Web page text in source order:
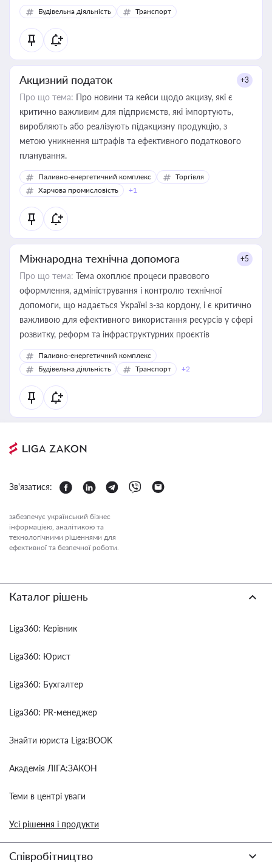
Будівельна діяльність Транспорт
Акцизний податок +3
Про що тема: Про новини та кейси щодо акцизу, які є
критично важливим для підприємств, які імпортують,
виробляють або реалізують підакцизну продукцію, з
метою уникнення штрафів та ефективного податкового
планування.
Паливно-енергетичний комплекс
Торгівля
Харчова промисловість
+1
Міжнародна технічна допомога +5
Про що тема: Тема охоплює процеси правового
оформлення, адміністрування і контролю технічної
допомоги, що надається Україні з-за кордону, і є критично
важливою для ефективного використання ресурсів у сфері
розвитку, реформ та інфраструктурних проєктів
Паливно-енергетичний комплекс
Будівельна діяльність
Транспорт +2
Зв'язатися:
забезпечує український бізнес
інформацією, аналітикою та
технологічними рішеннями для
ефективної та безпечної роботи.
Каталог рішень
Liga360: Керівник
Liga360: Юрист
Liga360: Бухгалтер
Liga360: PR-менеджер
Знайти юриста Liga:BOOK
Академія ЛІГА:ЗАКОН
Теми в центрі уваги
Усі рішення і продукти
Співробітництво